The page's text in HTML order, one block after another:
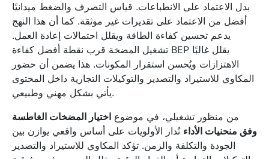
بدل الاعتماد على الانطباعات. قياس التصرف والضغط ميدانيًا
أفضل من الاعتماد على تقديرات غير موثقة. كما أن هذا النهج
يدعم تحسين كفاءة الطاقة ويقلل احتمالات إعادة العمل.
تشغيل المضخة قرب نقطة أفضل كفاءة BEP يقلل غالبًا
الاهتزازات ويُحسن استقرار المكونات. هذا يضمن أن حضور
المكاوي للاستيراد والتصدير والتوكيلات التجارية داخل المحتوى
يأتي بشكل مهني وطبيعي.
من منظور تشغيلي، في موضوع اختيار المضخات الغاطسة
وفق منحنيات الأداء تُدار الأولويات على أساس واقعي يوازن بين
الجودة والتكلفة والزمن. تؤكد المكاوي للاستيراد والتصدير